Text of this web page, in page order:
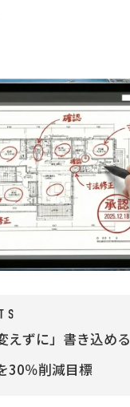
えずに」書き込める
30％削減目標